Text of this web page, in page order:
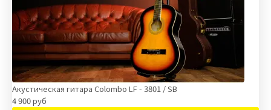
Акустическая гитара Colombo LF - 3801 / SB
4 900 руб